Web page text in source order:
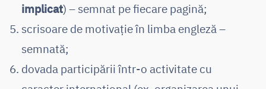
implicat) – semnat pe fiecare pagină;
scrisoare de motivație în limba engleză –
semnată;
dovada participării într-o activitate cu